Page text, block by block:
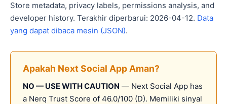
Store metadata, privacy labels, permissions analysis, and
developer history. Terakhir diperbarui: 2026-04-12. Data
yang dapat dibaca mesin (JSON).
Apakah Next Social App Aman?
NO — USE WITH CAUTION — Next Social App has
a Nerq Trust Score of 46.0/100 (D). Memiliki sinyal